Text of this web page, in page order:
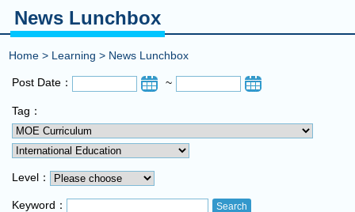
Now on FM100 :ROSE ROGUE by JORJA SMITH
COMING UP :
NEXT PROGRAM :BBC News
News Lunchbox
Home > Learning > News Lunchbox
Post Date： ~
Tag：
Level：
Keyword：